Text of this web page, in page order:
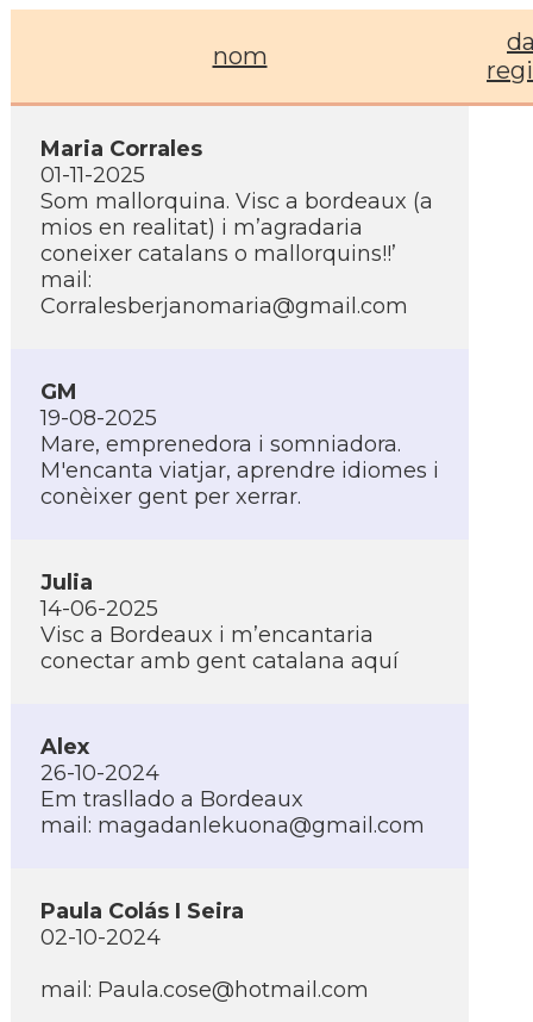
nom
Maria Corrales
01-11-2025
Som mallorquina. Visc a bordeaux (a
mios en realitat) i m’agradaria
coneixer catalans o mallorquins!!’
mail:
Corralesberjanomaria@gmail.com
GM
19-08-2025
Mare, emprenedora i somniadora.
M'encanta viatjar, aprendre idiomes i
conèixer gent per xerrar.
Julia
14-06-2025
Visc a Bordeaux i m’encantaria
conectar amb gent catalana aquí
Alex
26-10-2024
Em trasllado a Bordeaux
mail: magadanlekuona@gmail.com
Paula Colás I Seira
02-10-2024
mail: Paula.cose@hotmail.com